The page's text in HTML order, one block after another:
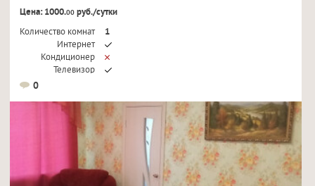
Цена: 1000.00руб./сутки
Количество комнат
1
Интернет
Кондиционер
Телевизор
0